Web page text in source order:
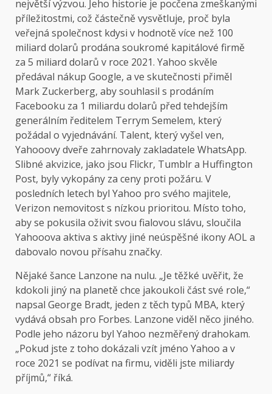
největší výzvou. Jeho historie je pocčena zmeškanými
příležitostmi, což částečně vysvětluje, proč byla
veřejná společnost kdysi v hodnotě více než 100
miliard dolarů prodána soukromé kapitálové firmě
za 5 miliard dolarů v roce 2021. Yahoo skvěle
předával nákup Google, a ve skutečnosti přiměl
Mark Zuckerberg, aby souhlasil s prodáním
Facebooku za 1 miliardu dolarů před tehdejším
generálním ředitelem Terrym Semelem, který
požádal o vyjednávání. Talent, který vyšel ven,
Yahooovy dveře zahrnovaly zakladatele WhatsApp.
Slibné akvizice, jako jsou Flickr, Tumblr a Huffington
Post, byly vykopány za ceny proti požáru. V
posledních letech byl Yahoo pro svého majitele,
Verizon nemovitost s nízkou prioritou. Místo toho,
aby se pokusila oživit svou fialovou slávu, sloučila
Yahooova aktiva s aktivy jiné neúspěšné ikony AOL a
dabovalo novou přísahu značky.
Nějaké šance Lanzone na nulu. „Je těžké uvěřit, že
kdokoli jiný na planetě chce jakoukoli část své role,“
napsal George Bradt, jeden z těch typů MBA, který
vydává obsah pro Forbes. Lanzone viděl něco jiného.
Podle jeho názoru byl Yahoo nezměřený drahokam.
„Pokud jste z toho dokázali vzít jméno Yahoo a v
roce 2021 se podívat na firmu, viděli jste miliardy
příjmů,“ říká.